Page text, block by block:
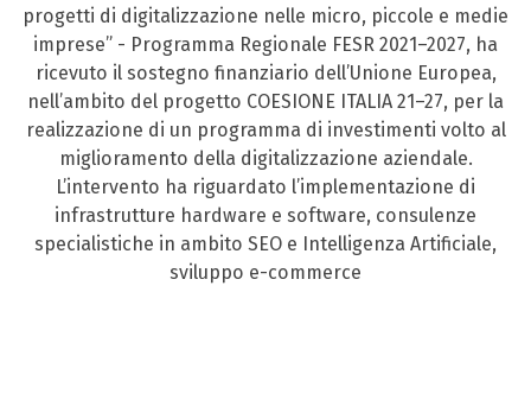
progetti di digitalizzazione nelle micro, piccole e medie
imprese” - Programma Regionale FESR 2021–2027, ha
ricevuto il sostegno finanziario dell’Unione Europea,
nell’ambito del progetto COESIONE ITALIA 21–27, per la
realizzazione di un programma di investimenti volto al
miglioramento della digitalizzazione aziendale.
L’intervento ha riguardato l’implementazione di
infrastrutture hardware e software, consulenze
specialistiche in ambito SEO e Intelligenza Artificiale,
sviluppo e-commerce